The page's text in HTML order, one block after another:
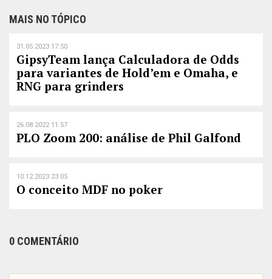
MAIS NO TÓPICO
31.05.2023 17:50
GipsyTeam lança Calculadora de Odds
para variantes de Hold’em e Omaha, e
RNG para grinders
26.08.2022 11:57
PLO Zoom 200: análise de Phil Galfond
10.12.2023 23:05
O conceito MDF no poker
0 COMENTÁRIO